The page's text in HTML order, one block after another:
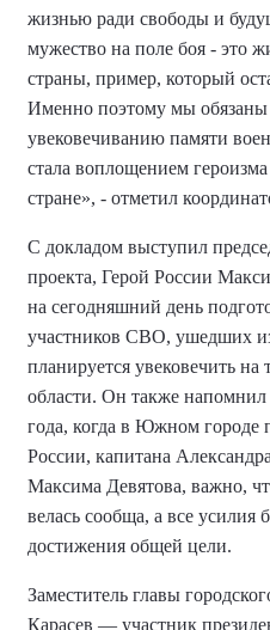
жизнью ради свободы и
мужество на поле боя - это
страны, пример, который
Именно поэтому мы обязаны
увековечиванию памяти
стала воплощением
стране», - отметил
С докладом выступил
проекта, Герой России
на сегодняшний день
участников СВО, ушедших
планируется увековечить
области. Он также напомнил
года, когда в Южном городе
России, капитана
Максима Девятова, важно,
велась сообща, а все
достижения общей цели.
Заместитель главы
Карасев — участник